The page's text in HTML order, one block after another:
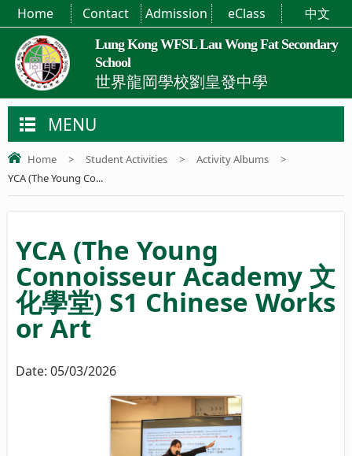
Lung Kong WFSL Lau Wong Fat Secondary
School
世界龍岡學校劉皇發中學
Home Contact Admission eClass 中文
MENU
Home > Student Activities > Activity Albums
>
YCA (The Young Co...
YCA (The Young
Connoisseur Academy 文
化學堂) S1 Chinese Works
or Art
Date: 05/03/2026